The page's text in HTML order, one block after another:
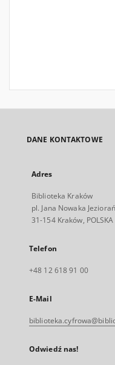
DANE KONTAKTOWE
Adres
Biblioteka Kraków
pl. Jana Nowaka
31-154 Kraków, POLSKA
Telefon
+48 12 618 91 00
E-Mail
Odwiedź nas!